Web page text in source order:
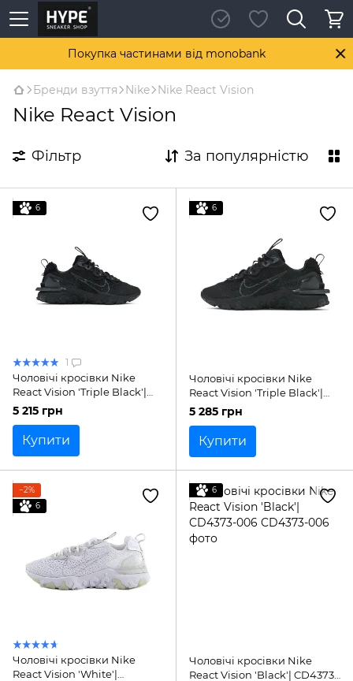
Покупка частинами від monobank
Бренди взуття Nike Nike React Vision
Nike React Vision
Фільтр За популярністю
6
1
Чоловічі кросівки Nike
React Vision 'Triple Black'|
CD4373-004
5 215 грн
Купити
6
Чоловічі кросівки Nike
React Vision 'Triple Black'|
CD4373-004
5 285 грн
Купити
−2%
6
Чоловічі кросівки Nike
React Vision 'White'|
6
Чоловічі кросівки Nike
React Vision 'Black'| CD4373-